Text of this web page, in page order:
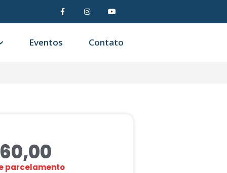
Eventos Contato
parcelamento